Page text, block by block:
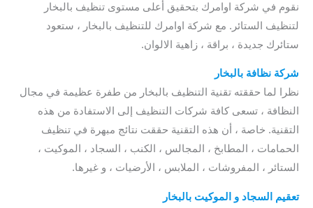
نقوم في شركة اوامرك بتحقيق أعلى مستوى تنظيف بالبخار
لتنظيف الستائر. مع شركة اوامرك للتنظيف بالبخار ، ستعود
ستائرك جديدة ، براقة ، زاهية الالوان.
شركة نظافة بالبخار
نظرا لما حققته تقنية التنظيف بالبخار من طفرة عظيمة في مجال
النظافة ، تسعى كافة شركات التنظيف إلى الاستفادة من هذه
التقنية. خاصة ، أن هذه التقنية حققت نتائج مبهرة في تنظيف
الحمامات ، المطابخ ، المجالس ، الكنب ، السجاد ، الموكيت ،
الستائر ، المفروشات ، الملابس ، الأرضيات ، و غيرها.
تعقيم السجاد و الموكيت بالبخار